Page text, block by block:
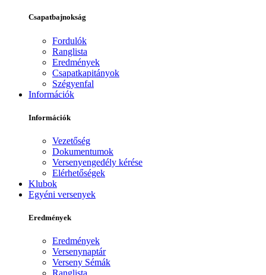
Csapatbajnokság
Fordulók
Ranglista
Eredmények
Csapatkapitányok
Szégyenfal
Információk
Információk
Vezetőség
Dokumentumok
Versenyengedély kérése
Elérhetőségek
Klubok
Egyéni versenyek
Eredmények
Eredmények
Versenynaptár
Verseny Sémák